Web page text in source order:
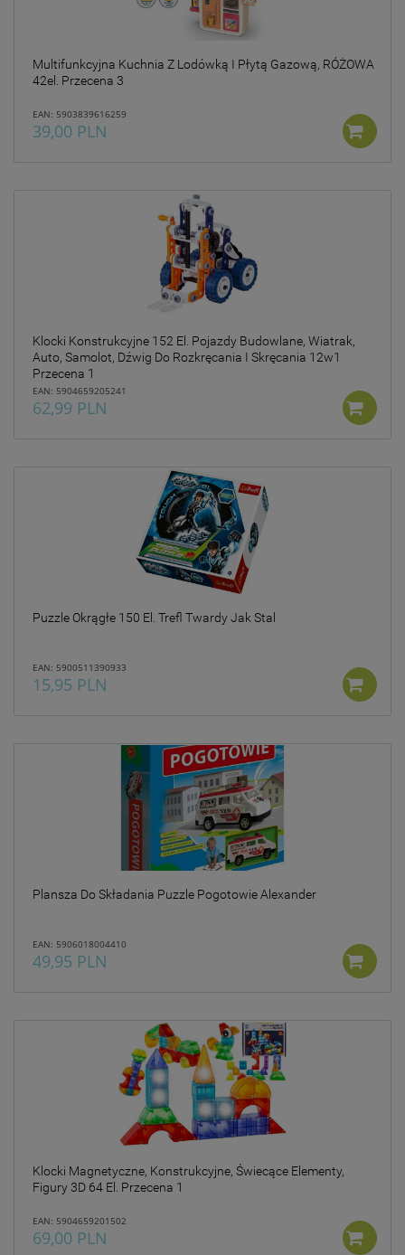
Multifunkcyjna Kuchnia Z Lodówką I Płytą Gazową, RÓŻOWA
42el. Przecena 3
EAN: 5903839616259
39,00 PLN
Klocki Konstrukcyjne 152 El. Pojazdy Budowlane, Wiatrak,
Auto, Samolot, Dźwig Do Rozkręcania I Skręcania 12w1
Przecena 1
EAN: 5904659205241
62,99 PLN
Puzzle Okrągłe 150 El. Trefl Twardy Jak Stal
EAN: 5900511390933
15,95 PLN
Plansza Do Składania Puzzle Pogotowie Alexander
EAN: 5906018004410
49,95 PLN
Klocki Magnetyczne, Konstrukcyjne, Świecące Elementy,
Figury 3D 64 El. Przecena 1
EAN: 5904659201502
69,00 PLN